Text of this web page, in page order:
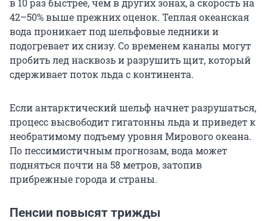
в 10 раз быстрее, чем в других зонах, а скорость на
42–50% выше прежних оценок. Теплая океанская
вода проникает под шельфовые ледники и
подогревает их снизу. Со временем каналы могут
пробить лед насквозь и разрушить щит, который
сдерживает поток льда с континента.
Если антарктический шельф начнет разрушаться,
процесс высвободит гигатонны льда и приведет к
необратимому подъему уровня Мирового океана.
По пессимистичным прогнозам, вода может
подняться почти на 58 метров, затопив
прибрежные города и страны.
Пенсии повысят трижды